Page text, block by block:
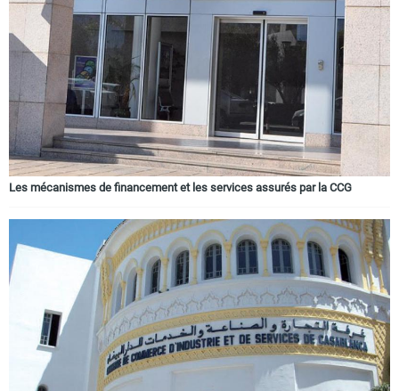
Les mécanismes de financement et les services assurés par la CCG